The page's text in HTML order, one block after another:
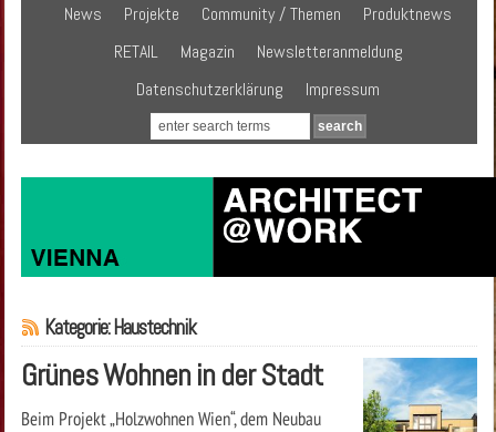
News Projekte Community / Themen
Produktnews
RETAIL
Magazin
Newsletteranmeldung
Datenschutzerklärung
Impressum
Kategorie: Haustechnik
Grünes Wohnen in der Stadt
Beim Projekt „Holzwohnen Wien“, dem Neubau